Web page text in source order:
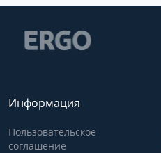
Информация
Пользовательское
соглашение